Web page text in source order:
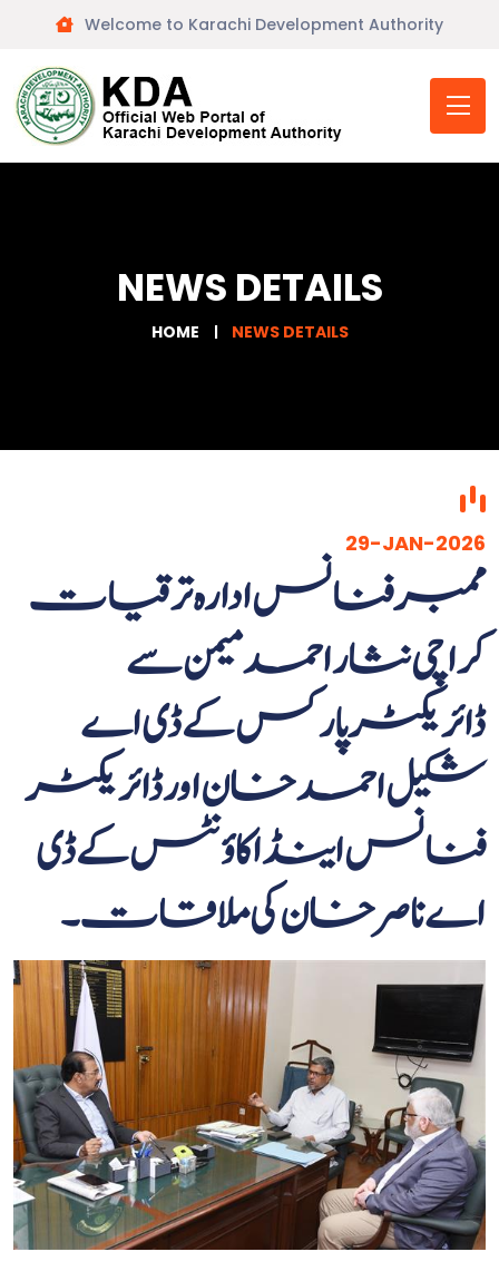
Welcome to Karachi Development Authority
NEWS DETAILS
HOME NEWS DETAILS
29-JAN-2026
ممبر فنانس ادارہ ترقیات
کراچی نثار احمد میمن سے
ڈائریکٹر پارکس کے ڈی اے
شکیل احمد خان اور ڈائریکٹر
فنانس اینڈ اکاؤنٹس کے ڈی
اے ناصر خان کی ملاقات۔